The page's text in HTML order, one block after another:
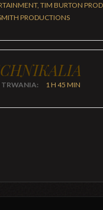
TIM BURTON
PRODUCTIONS
TRWANIA: 1 H 45 MIN